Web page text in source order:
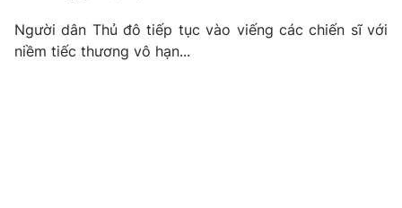
Người dân Thủ đô tiếp tục vào viếng các chiến sĩ với
niềm tiếc thương vô hạn...